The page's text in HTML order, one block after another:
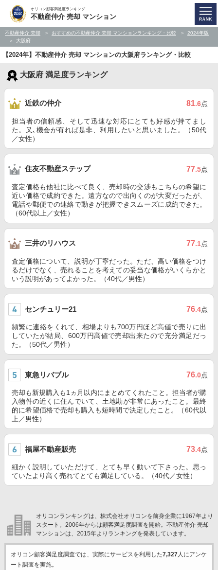
オリコン顧客満足度ランキング
不動産仲介 売却 マンション
不動産仲介 売却 おすすめの不動産仲介 売却 マンションランキング・比較
2024年版
大阪府
【2024年】不動産仲介 売却 マンションの大阪府ランキング・比較
大阪府 満足度ランキング
近鉄の仲介 81.6点
担当者の信頼感、そして迅速な対応にとても好感が持てまし
た。又､機会が有れば是非、利用したいと思いました。（50代
／女性）
住友不動産ステップ 77.5点
査定価格も他社に比べて良く、売却時の交渉もこちらの希望に
近い価格で成約できた。遠方なので出向くのが大変だったが、
電話や郵便での連絡で動きが把握できスムーズに成約できた。
（60代以上／女性）
三井のリハウス 77.1点
査定価格について、説明が丁寧だった。ただ、高い価格をつけ
るだけでなく、売れることを考えての妥当な価格がいくらかと
いう説明があってよかった。（40代／男性）
センチュリー21 76.4点
頻繁に連絡をくれて、相場よりも700万円ほど高値で売りに出
していたが結局、600万円高値で売却出来たので充分満足だっ
た。（50代／男性）
東急リバブル 76.0点
売却も新規購入も1ヵ月以内にまとめてくれたこと。担当者が購
入物件の近くに住んでいて、土地勘が非常にあったこと。最終
的に希望価格で売却も購入も短時間で決定したこと。（60代以
上／男性）
福屋不動産販売 73.4点
細かく説明していただけて、とても早く動いて下さった。思っ
ていたより高く売れてとても満足している。（40代／女性）
オリコンランキングは、株式会社オリコンを前身企業に1967年より
スタート。2006年からは顧客満足度調査を開始。不動産仲介 売却
マンションは、2015年よりランキングを発表しています。
オリコン顧客満足度調査では、実際にサービスを利用した7,327人にアンケ
ート調査を実施。